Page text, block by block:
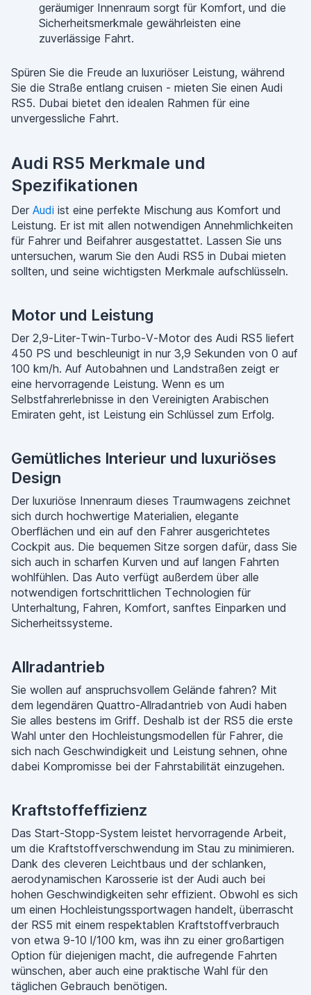
geräumiger Innenraum sorgt für Komfort, und die
Sicherheitsmerkmale gewährleisten eine
zuverlässige Fahrt.
Spüren Sie die Freude an luxuriöser Leistung, während
Sie die Straße entlang cruisen - mieten Sie einen Audi
RS5. Dubai bietet den idealen Rahmen für eine
unvergessliche Fahrt.
Audi RS5 Merkmale und
Spezifikationen
Der Audi ist eine perfekte Mischung aus Komfort und
Leistung. Er ist mit allen notwendigen Annehmlichkeiten
für Fahrer und Beifahrer ausgestattet. Lassen Sie uns
untersuchen, warum Sie den Audi RS5 in Dubai mieten
sollten, und seine wichtigsten Merkmale aufschlüsseln.
Motor und Leistung
Der 2,9-Liter-Twin-Turbo-V-Motor des Audi RS5 liefert
450 PS und beschleunigt in nur 3,9 Sekunden von 0 auf
100 km/h. Auf Autobahnen und Landstraßen zeigt er
eine hervorragende Leistung. Wenn es um
Selbstfahrerlebnisse in den Vereinigten Arabischen
Emiraten geht, ist Leistung ein Schlüssel zum Erfolg.
Gemütliches Interieur und luxuriöses
Design
Der luxuriöse Innenraum dieses Traumwagens zeichnet
sich durch hochwertige Materialien, elegante
Oberflächen und ein auf den Fahrer ausgerichtetes
Cockpit aus. Die bequemen Sitze sorgen dafür, dass Sie
sich auch in scharfen Kurven und auf langen Fahrten
wohlfühlen. Das Auto verfügt außerdem über alle
notwendigen fortschrittlichen Technologien für
Unterhaltung, Fahren, Komfort, sanftes Einparken und
Sicherheitssysteme.
Allradantrieb
Sie wollen auf anspruchsvollem Gelände fahren? Mit
dem legendären Quattro-Allradantrieb von Audi haben
Sie alles bestens im Griff. Deshalb ist der RS5 die erste
Wahl unter den Hochleistungsmodellen für Fahrer, die
sich nach Geschwindigkeit und Leistung sehnen, ohne
dabei Kompromisse bei der Fahrstabilität einzugehen.
Kraftstoffeffizienz
Das Start-Stopp-System leistet hervorragende Arbeit,
um die Kraftstoffverschwendung im Stau zu minimieren.
Dank des cleveren Leichtbaus und der schlanken,
aerodynamischen Karosserie ist der Audi auch bei
hohen Geschwindigkeiten sehr effizient. Obwohl es sich
um einen Hochleistungssportwagen handelt, überrascht
der RS5 mit einem respektablen Kraftstoffverbrauch
von etwa 9-10 l/100 km, was ihn zu einer großartigen
Option für diejenigen macht, die aufregende Fahrten
wünschen, aber auch eine praktische Wahl für den
täglichen Gebrauch benötigen.